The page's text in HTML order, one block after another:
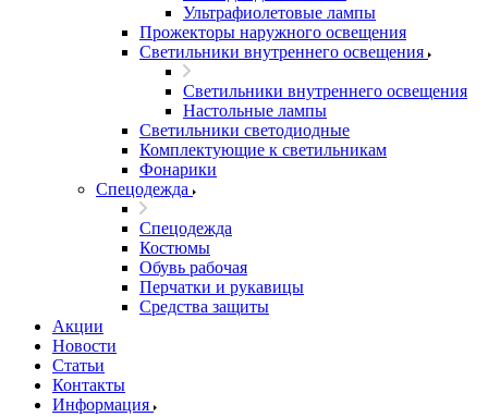
Ультрафиолетовые лампы
Прожекторы наружного освещения
Светильники внутреннего освещения
Светильники внутреннего освещения
Настольные лампы
Светильники светодиодные
Комплектующие к светильникам
Фонарики
Спецодежда
Спецодежда
Костюмы
Обувь рабочая
Перчатки и рукавицы
Средства защиты
Акции
Новости
Статьи
Контакты
Информация